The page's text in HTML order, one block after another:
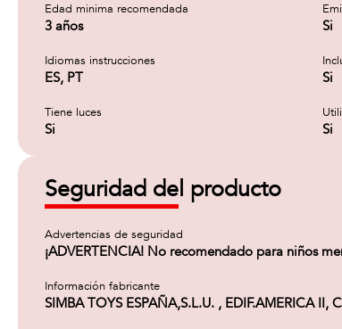
Edad minima recomendada
3 años Si
Idiomas instrucciones
ES, PT Si
Tiene luces
Si Si
Seguridad del producto
Advertencias de seguridad
¡ADVERTENCIA! No recomendado para niños
Información fabricante
SIMBA TOYS ESPAÑA,S.L.U. , EDIF.AMERICA